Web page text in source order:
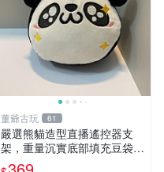
董爺古玩 61
嚴選熊貓造型直播遙控器支
架，重量沉實底部填充豆袋，
手機遙控器最佳架設選擇推薦